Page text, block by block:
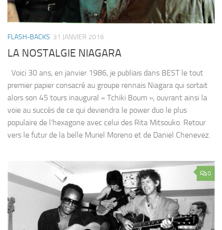
FLASH-BACKS 31 JANVIER 2016
LA NOSTALGIE NIAGARA
Voici 30 ans, en janvier 1986, je publiais dans BEST le tout
premier papier consacré au groupe rennais Niagara qui sortait
alors son 45 tours inaugural « Tchiki Boum », ouvrant ainsi la
voie au succès de ce qui deviendra le power duo le plus
populaire de l’hexagone avec celui des Rita Mitsouko. Retour
vers le futur de la belle Muriel Moreno et de Daniel Chenevez.
0